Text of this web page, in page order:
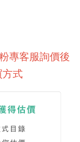
專客服詢價後
式